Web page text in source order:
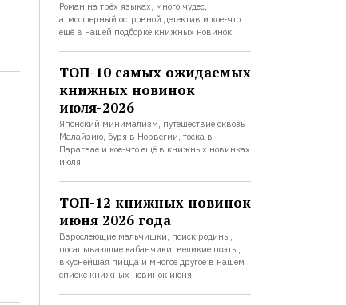
Роман на трёх языках, много чудес,
атмосферный островной детектив и кое-что
ещё в нашей подборке книжных новинок.
ТОП-10 самых ожидаемых
книжных новинок
июля-2026
Японский минимализм, путешествие сквозь
Малайзию, буря в Норвегии, тоска в
Парагвае и кое-что ещё в книжных новинках
июля.
ТОП-12 книжных новинок
июня 2026 года
Взрослеющие мальчишки, поиск родины,
посапывающие кабанчики, великие поэты,
вкуснейшая пицца и многое другое в нашем
списке книжных новинок июня.